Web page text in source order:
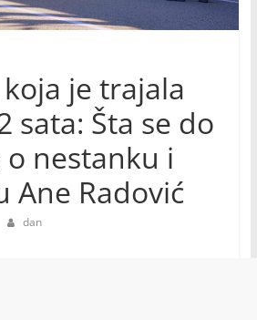
je trajala
sata: Šta se do
o nestanku i
Ane Radović
dan